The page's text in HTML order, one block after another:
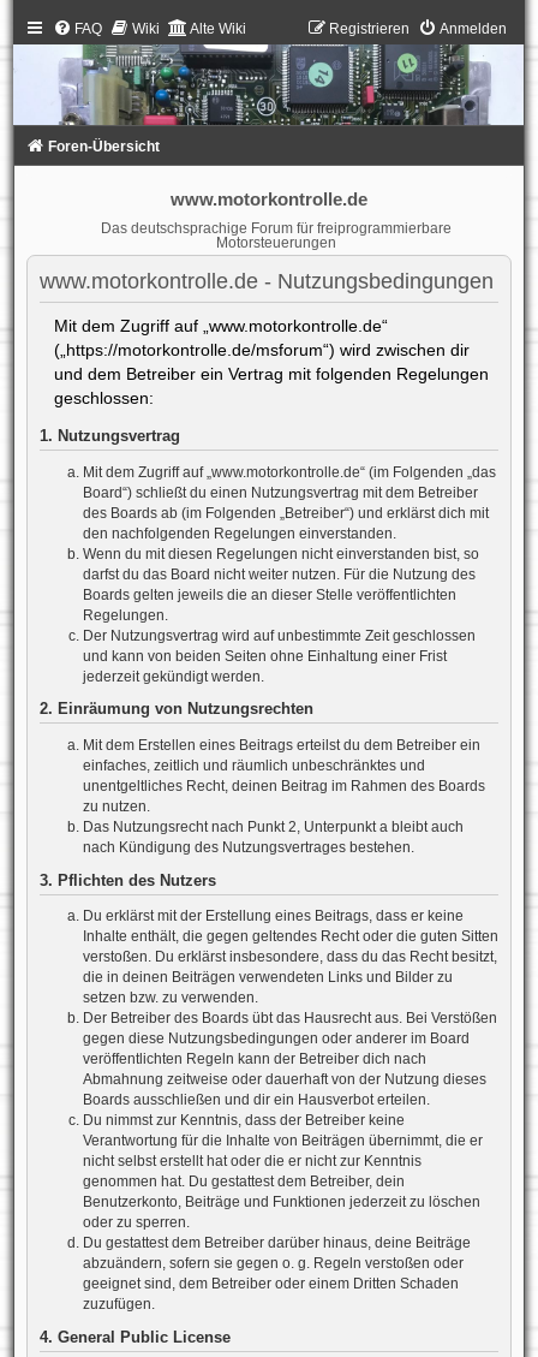
FAQ Wiki Alte Wiki Anmelden
Registrieren
Foren-Übersicht
www.motorkontrolle.de
Das deutschsprachige Forum für freiprogrammierbare
Motorsteuerungen
www.motorkontrolle.de - Nutzungsbedingungen
Mit dem Zugriff auf „www.motorkontrolle.de“
(„https://motorkontrolle.de/msforum“) wird zwischen dir
und dem Betreiber ein Vertrag mit folgenden Regelungen
geschlossen:
1. Nutzungsvertrag
Mit dem Zugriff auf „www.motorkontrolle.de“ (im Folgenden „das
Board“) schließt du einen Nutzungsvertrag mit dem Betreiber
des Boards ab (im Folgenden „Betreiber“) und erklärst dich mit
den nachfolgenden Regelungen einverstanden.
Wenn du mit diesen Regelungen nicht einverstanden bist, so
darfst du das Board nicht weiter nutzen. Für die Nutzung des
Boards gelten jeweils die an dieser Stelle veröffentlichten
Regelungen.
Der Nutzungsvertrag wird auf unbestimmte Zeit geschlossen
und kann von beiden Seiten ohne Einhaltung einer Frist
jederzeit gekündigt werden.
2. Einräumung von Nutzungsrechten
Mit dem Erstellen eines Beitrags erteilst du dem Betreiber ein
einfaches, zeitlich und räumlich unbeschränktes und
unentgeltliches Recht, deinen Beitrag im Rahmen des Boards
zu nutzen.
Das Nutzungsrecht nach Punkt 2, Unterpunkt a bleibt auch
nach Kündigung des Nutzungsvertrages bestehen.
3. Pflichten des Nutzers
Du erklärst mit der Erstellung eines Beitrags, dass er keine
Inhalte enthält, die gegen geltendes Recht oder die guten Sitten
verstoßen. Du erklärst insbesondere, dass du das Recht besitzt,
die in deinen Beiträgen verwendeten Links und Bilder zu
setzen bzw. zu verwenden.
Der Betreiber des Boards übt das Hausrecht aus. Bei Verstößen
gegen diese Nutzungsbedingungen oder anderer im Board
veröffentlichten Regeln kann der Betreiber dich nach
Abmahnung zeitweise oder dauerhaft von der Nutzung dieses
Boards ausschließen und dir ein Hausverbot erteilen.
Du nimmst zur Kenntnis, dass der Betreiber keine
Verantwortung für die Inhalte von Beiträgen übernimmt, die er
nicht selbst erstellt hat oder die er nicht zur Kenntnis
genommen hat. Du gestattest dem Betreiber, dein
Benutzerkonto, Beiträge und Funktionen jederzeit zu löschen
oder zu sperren.
Du gestattest dem Betreiber darüber hinaus, deine Beiträge
abzuändern, sofern sie gegen o. g. Regeln verstoßen oder
geeignet sind, dem Betreiber oder einem Dritten Schaden
zuzufügen.
4. General Public License